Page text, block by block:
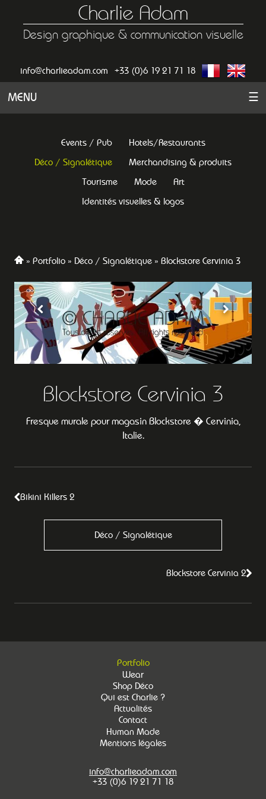
Charlie Adam
Design graphique & communication visuelle
info@charlieadam.com +33 (0)6 19 21 71 18
MENU ☰
Events / Pub
Hotels/Restaurants
Déco / Signalétique
Merchandising & produits
Tourisme
Mode
Art
Identités visuelles & logos
Portfolio Déco / Signalétique Blockstore Cervinia 3
Blockstore Cervinia 3
Fresque murale pour magasin Blockstore � Cervinia,
Italie.
Bikini Killers 2
Déco / Signalétique
Blockstore Cervinia 2
Portfolio
Wear
Shop Déco
Qui est Charlie ?
Actualités
Contact
Human Made
Mentions légales
info@charlieadam.com
+33 (0)6 19 21 71 18